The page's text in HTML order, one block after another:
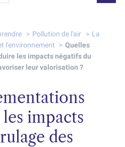
Pollution de l'air
La
l'environnement
Quelles
les impacts négatifs du
leur valorisation ?
impacts
des